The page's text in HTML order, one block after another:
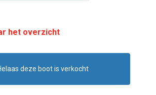
het overzicht
deze boot is verkocht